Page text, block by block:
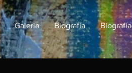
Galeria Biografía Biografía